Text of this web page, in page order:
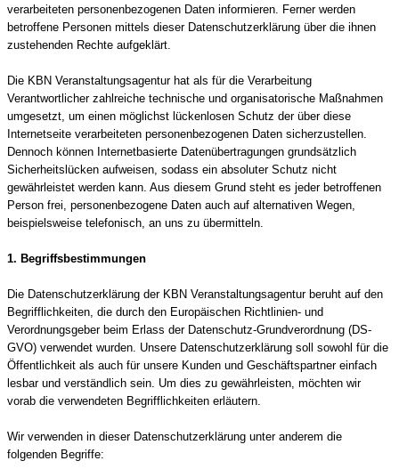
verarbeiteten personenbezogenen Daten informieren. Ferner werden
betroffene Personen mittels dieser Datenschutzerklärung über die ihnen
zustehenden Rechte aufgeklärt.
Die KBN Veranstaltungsagentur hat als für die Verarbeitung
Verantwortlicher zahlreiche technische und organisatorische Maßnahmen
umgesetzt, um einen möglichst lückenlosen Schutz der über diese
Internetseite verarbeiteten personenbezogenen Daten sicherzustellen.
Dennoch können Internetbasierte Datenübertragungen grundsätzlich
Sicherheitslücken aufweisen, sodass ein absoluter Schutz nicht
gewährleistet werden kann. Aus diesem Grund steht es jeder betroffenen
Person frei, personenbezogene Daten auch auf alternativen Wegen,
beispielsweise telefonisch, an uns zu übermitteln.
1. Begriffsbestimmungen
Die Datenschutzerklärung der KBN Veranstaltungsagentur beruht auf den
Begrifflichkeiten, die durch den Europäischen Richtlinien- und
Verordnungsgeber beim Erlass der Datenschutz-Grundverordnung (DS-
GVO) verwendet wurden. Unsere Datenschutzerklärung soll sowohl für die
Öffentlichkeit als auch für unsere Kunden und Geschäftspartner einfach
lesbar und verständlich sein. Um dies zu gewährleisten, möchten wir
vorab die verwendeten Begrifflichkeiten erläutern.
Wir verwenden in dieser Datenschutzerklärung unter anderem die
folgenden Begriffe: